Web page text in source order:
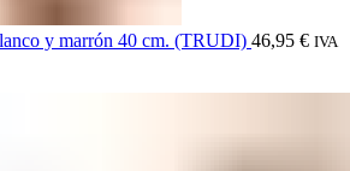
y marrón 40 cm. (TRUDI) 46,95 € IVA